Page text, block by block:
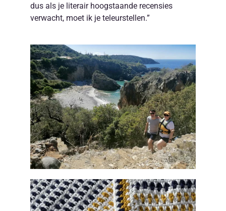
dus als je literair hoogstaande recensies
verwacht, moet ik je teleurstellen.”